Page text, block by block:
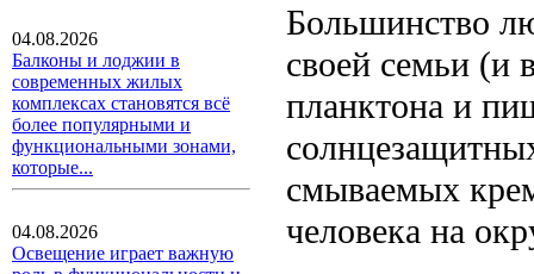
04.08.2026
Балконы и лоджии в
современных жилых
комплексах становятся всё
более популярными и
функциональными зонами,
которые...
04.08.2026
Освещение играет важную
Большинство
своей семьи (и
планктона и
смываемых
человека на